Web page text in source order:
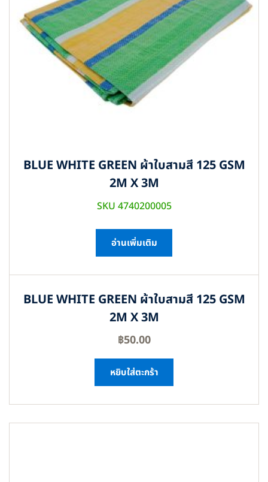
BLUE WHITE GREEN ผ้าใบสามสี 125 GSM
2M X 3M
SKU 4740200005
อ่านเพิ่มเติม
BLUE WHITE GREEN ผ้าใบสามสี 125 GSM
2M X 3M
฿50.00
หยิบใส่ตะกร้า